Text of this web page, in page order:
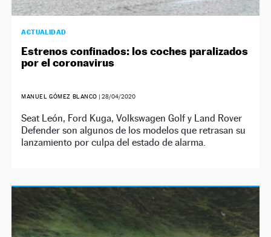
ACTUALIDAD
Estrenos confinados: los coches paralizados
por el coronavirus
MANUEL GÓMEZ BLANCO |28/04/2020
Seat León, Ford Kuga, Volkswagen Golf y Land Rover
Defender son algunos de los modelos que retrasan su
lanzamiento por culpa del estado de alarma.